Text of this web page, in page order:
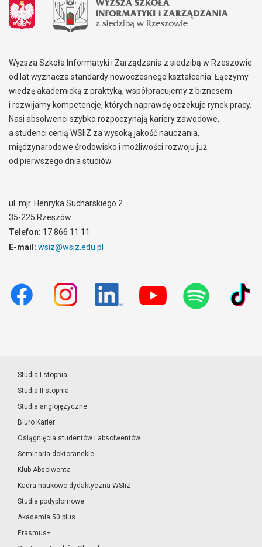
Wyższa Szkoła Informatyki i Zarządzania z siedzibą w Rzeszowie
od lat wyznacza standardy nowoczesnego kształcenia. Łączymy
wiedzę akademicką z praktyką, współpracujemy z biznesem
i rozwijamy kompetencje, których naprawdę oczekuje rynek pracy.
Nasi absolwenci szybko rozpoczynają kariery zawodowe,
a studenci cenią WSIiZ za wysoką jakość nauczania,
międzynarodowe środowisko i możliwości rozwoju już
od pierwszego dnia studiów.
ul. mjr. Henryka Sucharskiego 2
35-225 Rzeszów
Telefon: 17 866 11 11
E-mail: wsiz@wsiz.edu.pl
Studia I stopnia
Studia II stopnia
Studia anglojęzyczne
Biuro Karier
Osiągnięcia studentów i absolwentów
Seminaria doktoranckie
Klub Absolwenta
Kadra naukowo-dydaktyczna WSIiZ
Studia podyplomowe
Akademia 50 plus
Erasmus+